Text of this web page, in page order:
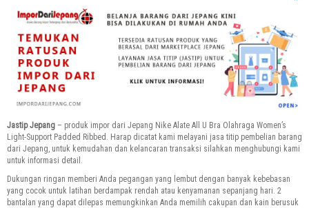
Jastip Jepang – produk impor dari Jepang Nike Alate All U Bra Olahraga Women’s
Light-Support Padded Ribbed. Harap dicatat kami melayani jasa titip pembelian barang
dari Jepang, untuk kemudahan dan kelancaran transaksi silahkan menghubungi kami
untuk informasi detail.
Dukungan ringan memberi Anda pegangan yang lembut dengan banyak kebebasan
yang cocok untuk latihan berdampak rendah atau kenyamanan sepanjang hari. 2
bantalan yang dapat dilepas memungkinkan Anda memilih cakupan dan kain berusuk